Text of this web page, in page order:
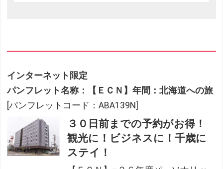
インターネット限定
パンフレット名称：【ＥＣＮ】年間：北海道への旅
[パンフレットコード：ABA139N]
３０日前までの予約がお得！
観光に！ビジネスに！千歳に
ステイ！